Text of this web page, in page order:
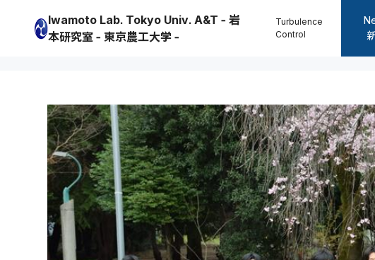
Iwamoto Lab. Tokyo Univ. A&T - 岩
本研究室 - 東京農工大学 -